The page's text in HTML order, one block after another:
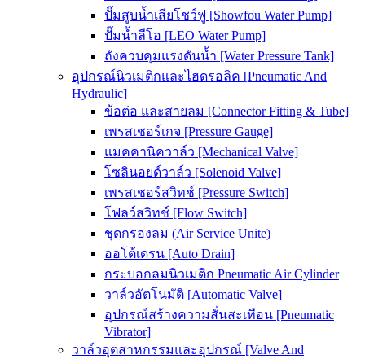
ปั๊มสูบน้ำเสียโชว์ฟู [Showfou Water Pump]
ปั๊มน้ำลีโอ [LEO Water Pump]
ถังควบคุมแรงดันน้ำ [Water Pressure Tank]
อุปกรณ์นิวเมติกและไฮดรอลิค [Pneumatic And
Hydraulic]
ข้อต่อ และสายลม [Connector Fitting & Tube]
เพรสเชอร์เกจ [Pressure Gauge]
แมคคานิควาล์ว [Mechanical Valve]
โซลินอยด์วาล์ว [Solenoid Valve]
เพรสเชอร์สวิทช์ [Pressure Switch]
โฟลว์สวิทช์ [Flow Switch]
ชุดกรองลม (Air Service Unite)
ออโต้เดรน [Auto Drain]
กระบอกลมนิวเมติก Pneumatic Air Cylinder
วาล์วอัตโนมัติ [Automatic Valve]
อุปกรณ์สร้างความสั่นสะเทือน [Pneumatic
Vibrator]
วาล์วอุตสาหกรรมและอุปกรณ์ [Valve And